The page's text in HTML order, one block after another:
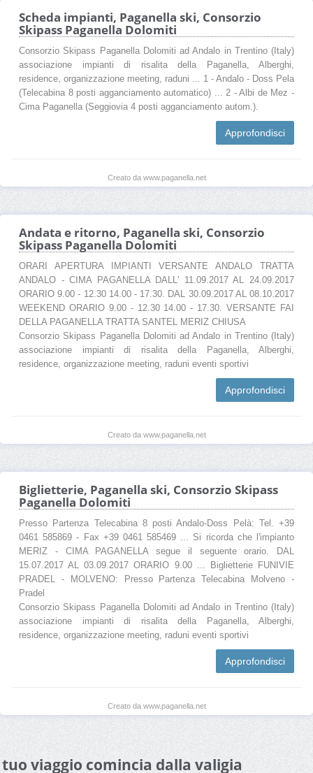
Scheda impianti, Paganella ski, Consorzio
Skipass Paganella Dolomiti
Consorzio Skipass Paganella Dolomiti ad Andalo in Trentino (Italy)
associazione impianti di risalita della Paganella, Alberghi,
residence, organizzazione meeting, raduni ... 1 - Andalo - Doss Pela
(Telecabina 8 posti agganciamento automatico) ... 2 - Albi de Mez -
Cima Paganella (Seggiovia 4 posti agganciamento autom.).
Approfondisci
Creato da www.paganella.net
Andata e ritorno, Paganella ski, Consorzio
Skipass Paganella Dolomiti
ORARI APERTURA IMPIANTI VERSANTE ANDALO TRATTA
ANDALO - CIMA PAGANELLA DALL' 11.09.2017 AL 24.09.2017
ORARIO 9.00 - 12.30 14.00 - 17.30. DAL 30.09.2017 AL 08.10.2017
WEEKEND ORARIO 9.00 - 12.30 14.00 - 17.30. VERSANTE FAI
DELLA PAGANELLA TRATTA SANTEL MERIZ CHIUSA
Consorzio Skipass Paganella Dolomiti ad Andalo in Trentino (Italy)
associazione impianti di risalita della Paganella, Alberghi,
residence, organizzazione meeting, raduni eventi sportivi
Approfondisci
Creato da www.paganella.net
Biglietterie, Paganella ski, Consorzio Skipass
Paganella Dolomiti
Presso Partenza Telecabina 8 posti Andalo-Doss Pelà: Tel. +39
0461 585869 - Fax +39 0461 585469 ... Si ricorda che l'impianto
MERIZ - CIMA PAGANELLA segue il seguente orario. DAL
15.07.2017 AL 03.09.2017 ORARIO 9.00 ... Biglietterie FUNIVIE
PRADEL - MOLVENO: Presso Partenza Telecabina Molveno -
Pradel
Consorzio Skipass Paganella Dolomiti ad Andalo in Trentino (Italy)
associazione impianti di risalita della Paganella, Alberghi,
residence, organizzazione meeting, raduni eventi sportivi
Approfondisci
Creato da www.paganella.net
viaggio comincia dalla valigia